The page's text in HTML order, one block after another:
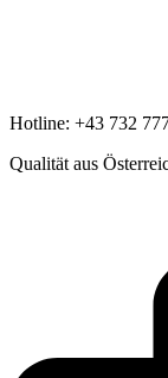
Hotline: +43 732
Qualität aus